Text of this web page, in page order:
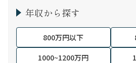
年収から探す
800万円以下
1000~1200万円